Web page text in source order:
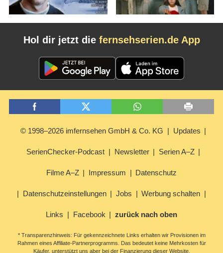
Hol dir jetzt die fernsehserien.de App
© 1998–2026 imfernsehen GmbH & Co. KG Updates
SerienChecker-Podcast Newsletter Serien A–Z
Filme A–Z Impressum Datenschutz
Datenschutzeinstellungen Jobs Werbung schalten
Links Facebook zurück nach oben
* Transparenzhinweis: Für gekennzeichnete Links erhalten wir Provisionen im
Rahmen eines Affiliate-Partnerprogramms. Das bedeutet keine Mehrkosten für
Käufer, unterstützt uns aber bei der Finanzierung dieser Website.